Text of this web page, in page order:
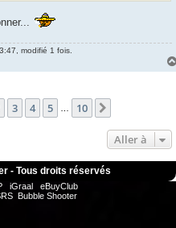
modifié 1 fois.
10
3 4 5 10
Aller à
- Tous droits réservés
iGraal
eBuyClub
Bubble Shooter